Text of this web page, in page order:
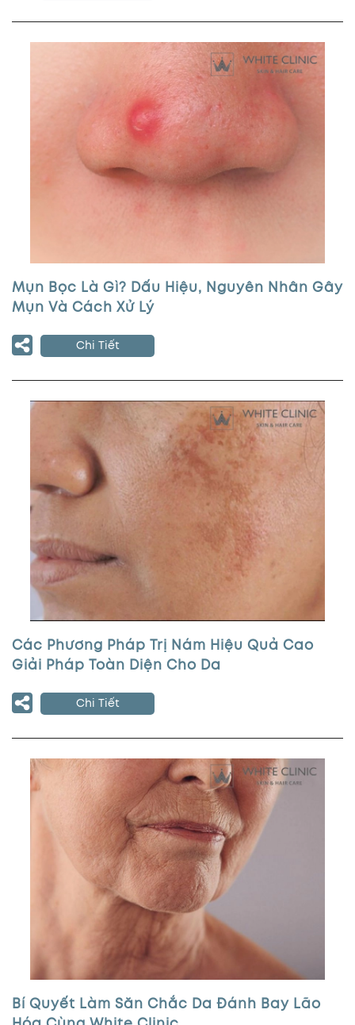
Mụn Bọc Là Gì? Dấu Hiệu, Nguyên Nhân Gây
Mụn Và Cách Xử Lý
Chi Tiết
Các Phương Pháp Trị Nám Hiệu Quả Cao
Giải Pháp Toàn Diện Cho Da
Chi Tiết
Bí Quyết Làm Săn Chắc Da Đánh Bay Lão